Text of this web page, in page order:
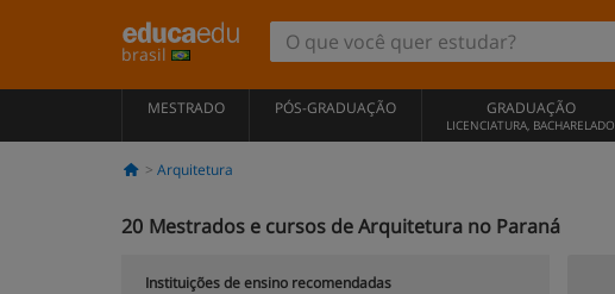
brasil
MESTRADO PÓS-GRADUAÇÃO GRADUAÇÃO
LICENCIATURA, BACHARELADO
Arquitetura
20 Mestrados e cursos de Arquitetura no Paraná
Instituições de ensino recomendadas